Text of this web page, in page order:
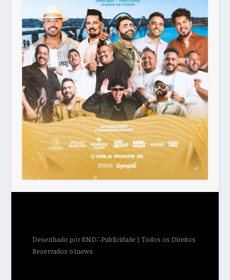
Desenhado porKND∴Publicidade | Todos os Direitos
Reservados 61news